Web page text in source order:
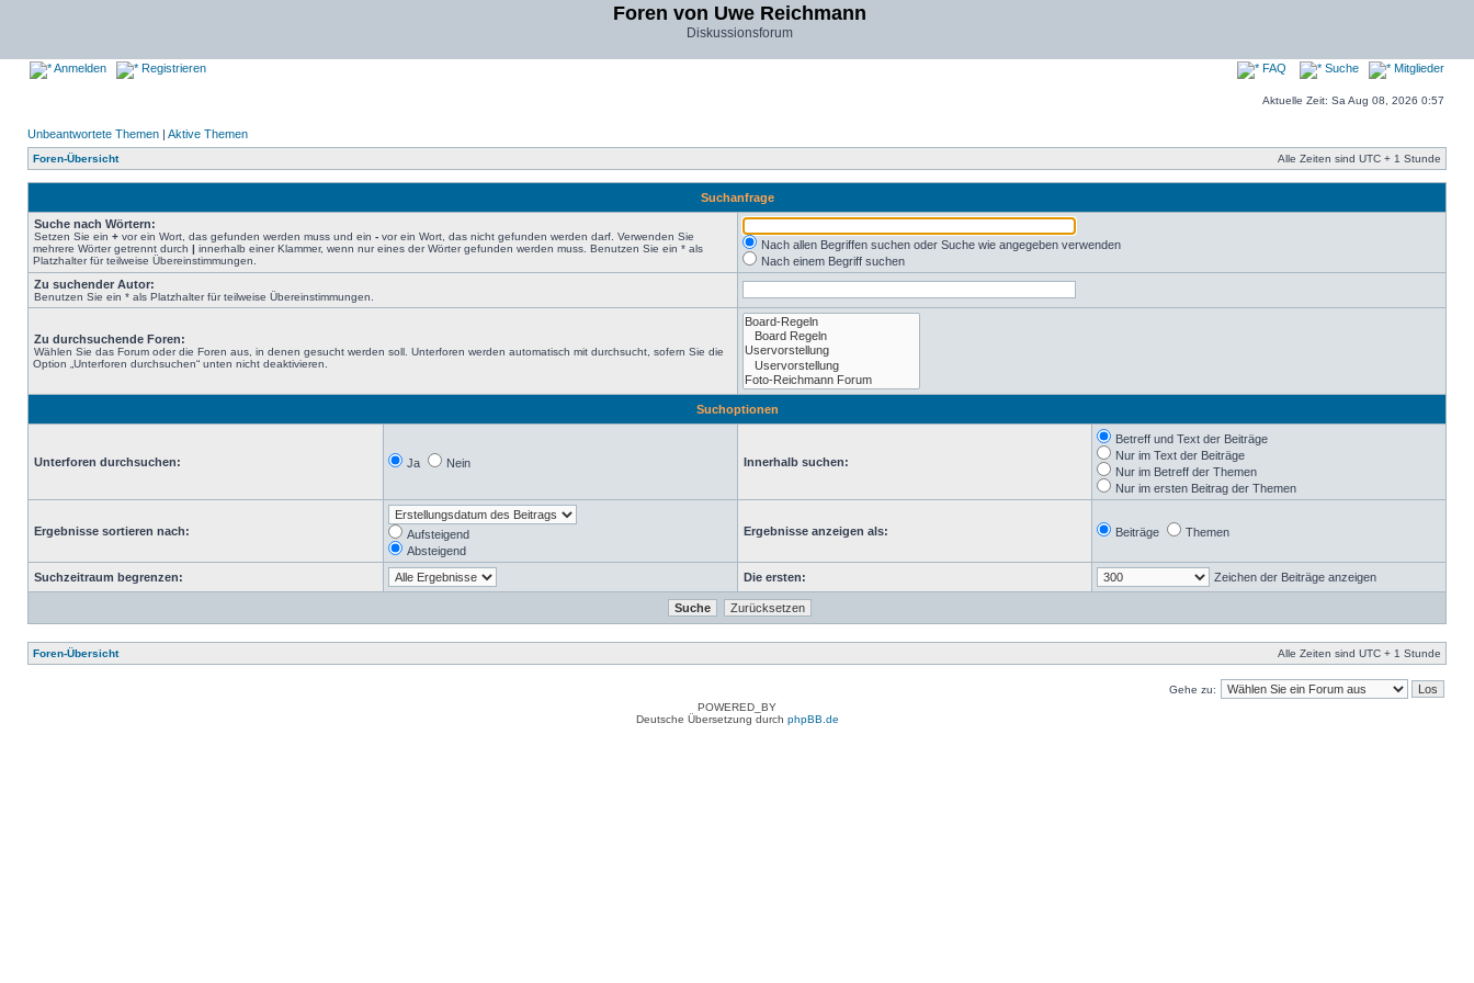
Foren von Uwe Reichmann
Diskussionsforum
Anmelden Registrieren FAQ Suche Mitglieder
Aktuelle Zeit: Sa Aug 08, 2026 0:57
Unbeantwortete Themen | Aktive Themen
Foren-Übersicht Alle Zeiten sind UTC + 1 Stunde
Suchanfrage
Suche nach Wörtern:
Setzen Sie ein + vor ein Wort, das gefunden werden muss und ein - vor ein Wort, das nicht gefunden werden darf. Verwenden Sie
mehrere Wörter getrennt durch | innerhalb einer Klammer, wenn nur eines der Wörter gefunden werden muss. Benutzen Sie ein * als
Platzhalter für teilweise Übereinstimmungen.
Nach allen Begriffen suchen oder Suche wie angegeben verwenden
Nach einem Begriff suchen
Zu suchender Autor:
Benutzen Sie ein * als Platzhalter für teilweise Übereinstimmungen.
Zu durchsuchende Foren:
Wählen Sie das Forum oder die Foren aus, in denen gesucht werden soll. Unterforen werden automatisch mit durchsucht, sofern Sie die
Option „Unterforen durchsuchen“ unten nicht deaktivieren.
Suchoptionen
Unterforen durchsuchen: Ja Nein Innerhalb suchen:
Betreff und Text der Beiträge
Nur im Text der Beiträge
Nur im Betreff der Themen
Nur im ersten Beitrag der Themen
Ergebnisse sortieren nach:
Aufsteigend
Absteigend
Ergebnisse anzeigen als: Beiträge Themen
Suchzeitraum begrenzen: Die ersten: Zeichen der Beiträge anzeigen
Foren-Übersicht Alle Zeiten sind UTC + 1 Stunde
Gehe zu:
POWERED_BY
Deutsche Übersetzung durch phpBB.de